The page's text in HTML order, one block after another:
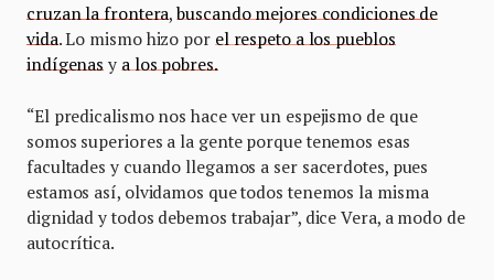
cruzan la frontera,buscando mejores condiciones de
vida. Lo mismo hizo por el respeto a los pueblos
indígenas y a los pobres.
“El predicalismo nos hace ver un espejismo de que
somos superiores a la gente porque tenemos esas
facultades y cuando llegamos a ser sacerdotes, pues
estamos así, olvidamos que todos tenemos la misma
dignidad y todos debemos trabajar”, dice Vera, a modo de
autocrítica.